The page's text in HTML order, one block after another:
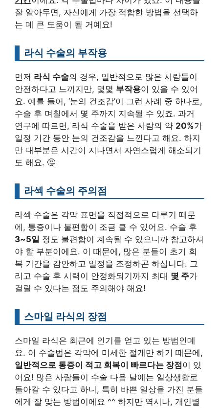
잘 알아두면, 자신에게 가장 적합한 방법을 선택하
는 데 큰 도움이 될 거예요!
라식 수술의 부작용
먼저 라식 수술의 경우, 일반적으로 많은 사람들이
안전하다고 느끼지만, 몇몇 부작용이 있을 수 있어
요. 예를 들어, ‘눈의 건조감’이 그런 사례 중 하나로,
수술 후 며칠에서 몇 주까지 지속될 수 있죠. 과거
연구에 따르면, 라식 수술을 받은 사람의 약 20%가
일정 기간 동안 눈의 건조감을 느낀다고 해요. 하지
만 대부분은 시간이 지나면서 자연스럽게 해소되기
도 해요. 🤔
라섹 수술의 주의점
라섹 수술은 각막 표면을 직접적으로 다루기 때문
에, 통증이나 불편함이 조금 클 수 있어요. 수술 후
3~5일 정도 불편함이 계속될 수 있으니까 참고하셔
야 할 부분이에요. 이 때문에, 많은 분들이 초기 회
복 기간을 감안하고 일정을 조정하곤 하십니다. 그
리고 수술 후 시력이 안정화되기까지 최대 몇 주가
걸릴 수 있다는 점도 주의해야 해요!
스마일 라식의 장점
스마일 라식은 최근에 인기를 얻고 있는 방법인데
요. 이 수술법은 각막에 미세한 절개만 하기 때문에,
일반적으로 통증이 적고 회복이 빠르다는 장점 이 있
어요! 많은 사람들이 수술 다음 날에는 일상생활로
돌아갈 수 있다고 하니, 특히 바쁜 일상을 가진 분들
에게 잘 맞는 방법이에요 ^^ 하지만 역시나, 개인별